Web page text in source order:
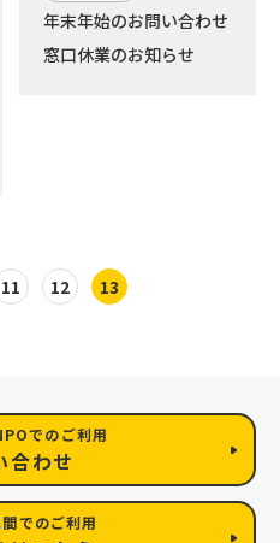
年末年始のお問い合わせ
窓口休業のお知らせ
11 12 13
でのご利用
合わせ
でのご利用